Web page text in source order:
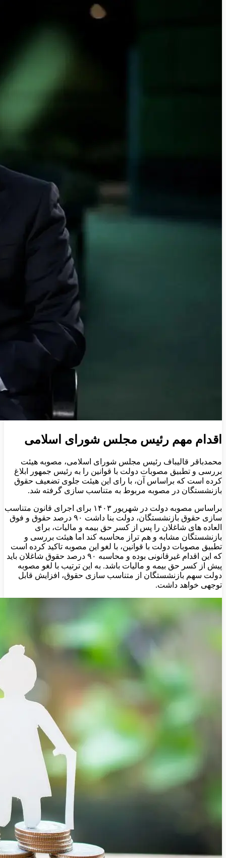
اقدام مهم رئیس مجلس شورای اسلامی
محمدباقر قالیباف رئیس مجلس شورای اسلامی، مصوبه هیئت
بررسی و تطبیق مصوبات دولت با قوانین را به رئیس جمهور ابلاغ
کرده است که براساس آن، با رای این هیئت جلوی تضعیف حقوق
بازنشستگان در مصوبه مربوط به متناسب سازی گرفته شد.
براساس مصوبه دولت در شهریور ۱۴۰۳ برای اجرای قانون متناسب
سازی حقوق بازنشستگان، دولت بنا داشت ۹۰ درصد حقوق و فوق
العاده های شاغلان را پس از کسر حق بیمه و مالیات، برای
بازنشستگان مشابه و هم تراز محاسبه کند اما هیئت بررسی و
تطبیق مصوبات دولت با قوانین، با لغو این مصوبه تاکید کرده است
که این اقدام غیرقانونی بوده و محاسبه ۹۰ درصد حقوق شاغلان باید
پیش از کسر حق بیمه و مالیات باشد. به این ترتیب با لغو مصوبه
دولت سهم بازنشستگان از متناسب سازی حقوق، افزایش قابل
توجهی خواهد داشت.